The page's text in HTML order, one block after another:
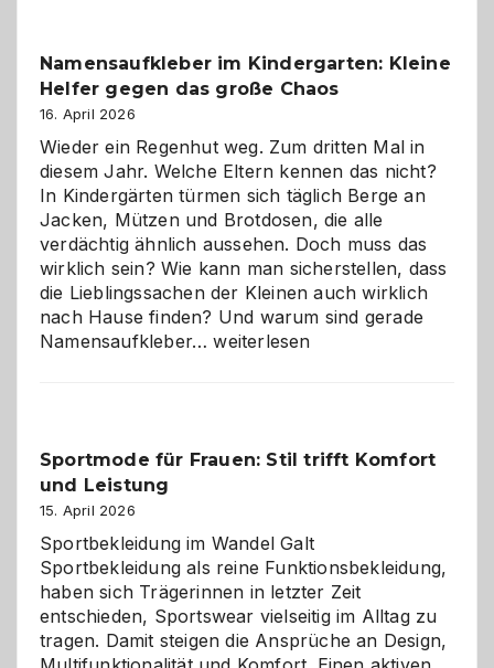
ist
eine
die
richtige
Wahl?
Namensaufkleber im Kindergarten: Kleine
Helfer gegen das große Chaos
16. April 2026
Wieder ein Regenhut weg. Zum dritten Mal in
diesem Jahr. Welche Eltern kennen das nicht?
In Kindergärten türmen sich täglich Berge an
Jacken, Mützen und Brotdosen, die alle
verdächtig ähnlich aussehen. Doch muss das
wirklich sein? Wie kann man sicherstellen, dass
die Lieblingssachen der Kleinen auch wirklich
nach Hause finden? Und warum sind gerade
Namensaufkleber…Namensaufkleber
gegen
Chaos
weiterlesen
Sportmode für Frauen: Stil trifft Komfort
und Leistung
15. April 2026
Sportbekleidung im Wandel Galt
Sportbekleidung als reine Funktionsbekleidung,
haben sich Trägerinnen in letzter Zeit
entschieden, Sportswear vielseitig im Alltag zu
tragen. Damit steigen die Ansprüche an Design,